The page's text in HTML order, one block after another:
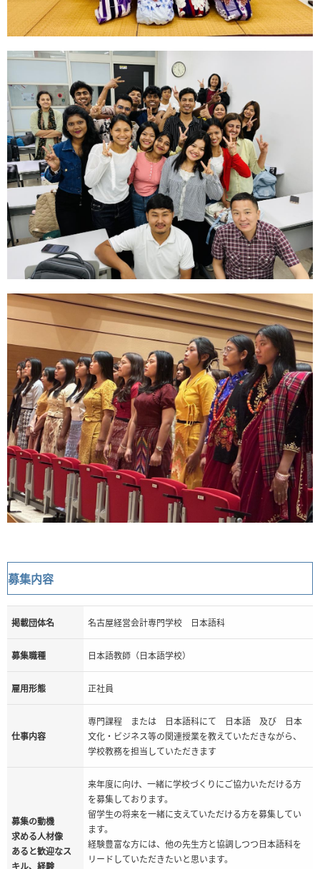
募集内容
掲載団体名 名古屋経営会計専門学校 日本語科
募集職種 日本語教師（日本語学校）
雇用形態 正社員
仕事内容
専門課程 または 日本語科にて 日本語 及び 日本
文化・ビジネス等の関連授業を教えていただきながら、
学校教務を担当していただきます
募集の動機
求める人材像
あると歓迎なス
キル、経験
来年度に向け、一緒に学校づくりにご協力いただける方
を募集しております。
留学生の将来を一緒に支えていただける方を募集してい
ます。
経験豊富な方には、他の先生方と協調しつつ日本語科を
リードしていただきたいと思います。